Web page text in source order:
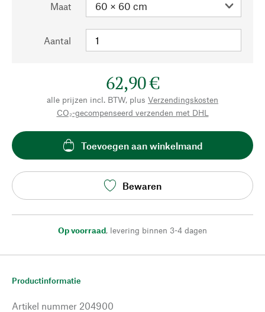
Maat
Aantal
62,90 €
alle prijzen incl. BTW, plus Verzendingskosten
CO₂-gecompenseerd verzenden met DHL
Toevoegen aan winkelmand
Bewaren
Op voorraad, levering binnen 3-4 dagen
Productinformatie
Artikel nummer 204900